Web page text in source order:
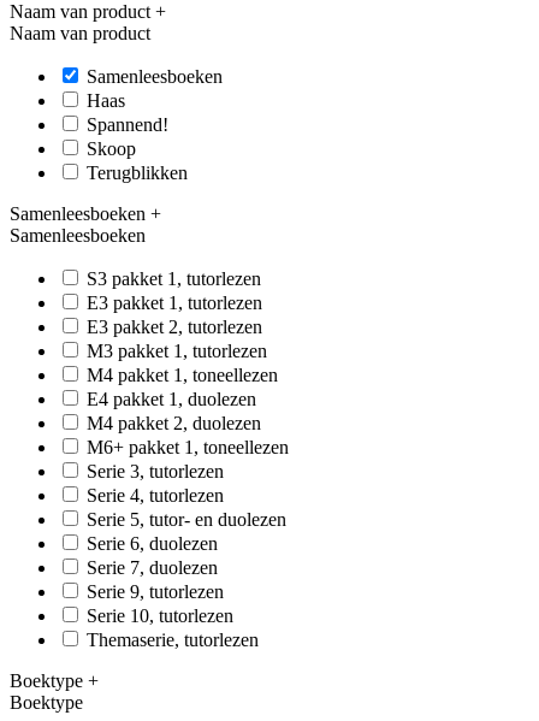
Naam van product +
Naam van product
Samenleesboeken
Haas
Spannend!
Skoop
Terugblikken
Samenleesboeken +
Samenleesboeken
S3 pakket 1, tutorlezen
E3 pakket 1, tutorlezen
E3 pakket 2, tutorlezen
M3 pakket 1, tutorlezen
M4 pakket 1, toneellezen
E4 pakket 1, duolezen
M4 pakket 2, duolezen
M6+ pakket 1, toneellezen
Serie 3, tutorlezen
Serie 4, tutorlezen
Serie 5, tutor- en duolezen
Serie 6, duolezen
Serie 7, duolezen
Serie 9, tutorlezen
Serie 10, tutorlezen
Themaserie, tutorlezen
Boektype +
Boektype